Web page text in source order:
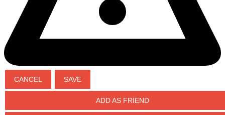
ADD AS FRIEND